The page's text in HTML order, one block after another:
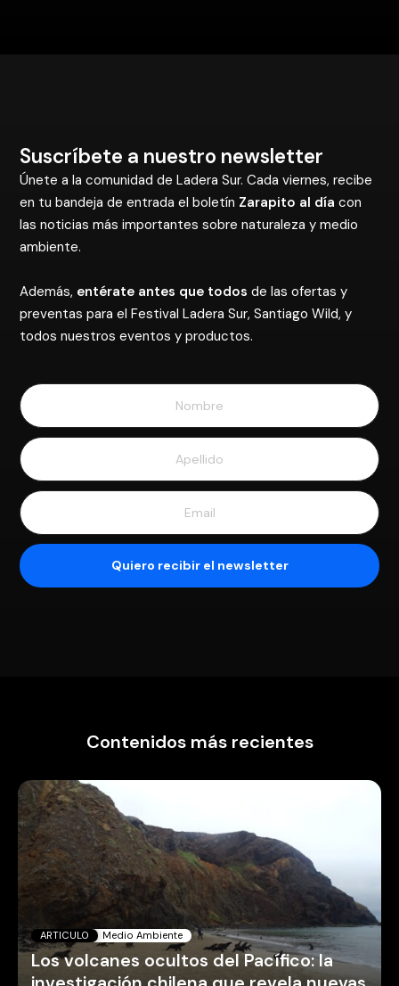
Suscríbete a nuestro newsletter
Únete a la comunidad de Ladera Sur. Cada viernes, recibe
en tu bandeja de entrada el boletín Zarapito al día con
las noticias más importantes sobre naturaleza y medio
ambiente.
Además, entérate antes que todos de las ofertas y
preventas para el Festival Ladera Sur, Santiago Wild, y
todos nuestros eventos y productos.
Contenidos más recientes
ARTICULO Medio Ambiente
Los volcanes ocultos del Pacífico: la